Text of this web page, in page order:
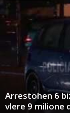
Arrestohen 6
vlere 9 milione